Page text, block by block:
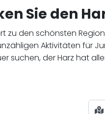
Sie den
zu den schönsten
Aktivitäten für
suchen, der Harz hat